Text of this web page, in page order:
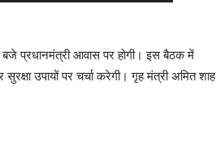
प्रधानमंत्री आवास पर होगी। इस बैठक में
उपायों पर चर्चा करेगी। गृह मंत्री अमित शाह